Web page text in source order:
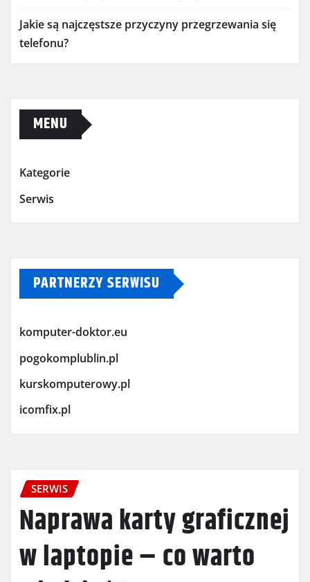
Jakie są najczęstsze przyczyny przegrzewania się
telefonu?
MENU
Kategorie
Serwis
PARTNERZY SERWISU
komputer-doktor.eu
pogokomplublin.pl
kurskomputerowy.pl
icomfix.pl
SERWIS
Naprawa karty graficznej
w laptopie – co warto